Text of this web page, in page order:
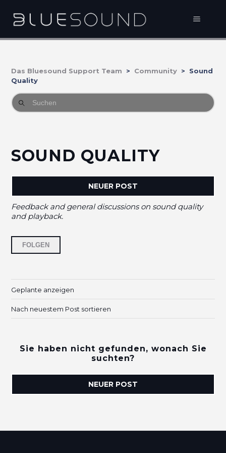
Das Bluesound Support Team Community
Sound
Quality
SOUND QUALITY
NEUER POST
Feedback and general discussions on sound quality
and playback.
FOLGEN
Geplante anzeigen
Nach neuestem Post sortieren
Sie haben nicht gefunden, wonach Sie
suchten?
NEUER POST